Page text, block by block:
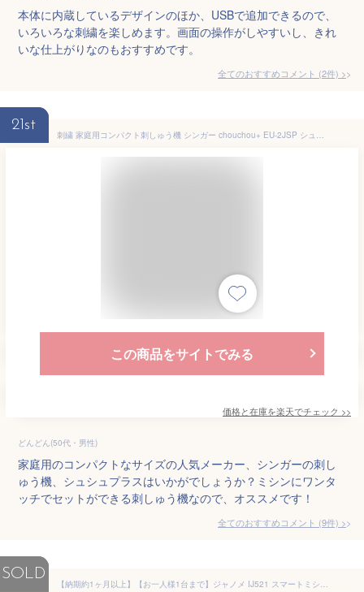
本体に内蔵しているデザインのほか、USBで追加できるので、
いろいろな刺繍を楽しめます。画面の操作がしやすいし、きれ
いな仕上がりなのもおすすめです。
全てのおすすめコメント (2件) >
21st
刺繍 家庭用コンパクト刺しゅう機 シンガー chouchou+ EU-2JSP シュシュプラス 刺繍ミシン rumina1000対応 ※刺しゅう機のみの販売です
この商品をサイトでみる
価格と在庫を楽天でチェック >>
どんどん(50代・男性)
家庭用のコンパクトなサイズの人気メーカー、シンガーの刺し
ゅう機、シュシュプラスはいかがでしょうか？ミシンにワンタ
ッチでセットができる刺しゅう機なので、オススメです！
全てのおすすめコメント (9件) >
SOLD
【納期約1ヶ月以上】【お一人様1台まで】ジャノメ IJ521 スマートミシン 刺繍ミシン